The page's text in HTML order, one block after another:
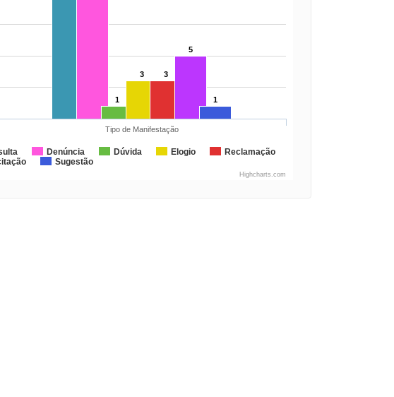
1
3 3
5
1
Denúncia Dúvida Elogio
Reclamação
Sugestão
Tipo de Manifestação
Highcharts.com